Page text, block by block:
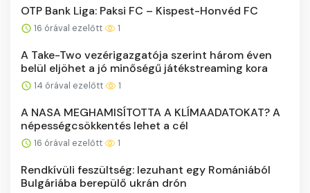
OTP Bank Liga: Paksi FC – Kispest-Honvéd FC
16 órával ezelőtt 1
A Take-Two vezérigazgatója szerint három éven
belül eljöhet a jó minőségű játékstreaming kora
14 órával ezelőtt 1
A NASA MEGHAMISÍTOTTA A KLÍMAADATOKAT? A
népességcsökkentés lehet a cél
16 órával ezelőtt 1
Rendkívüli feszültség: lezuhant egy Romániából
Bulgáriába berepülő ukrán drón